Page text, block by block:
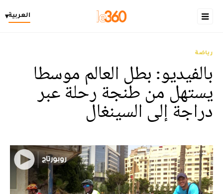
العربية▾
رياضة
بالفيديو: بطل العالم موسطا
يستهل من طنجة رحلة عبر
دراجة إلى السينغال